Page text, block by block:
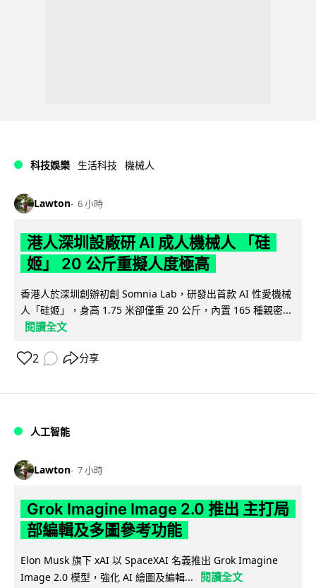
科技娛樂 生活科技 機械人
Lawton 6 小時
港人深圳設廠研 AI 成人機械人 「硅
姬」 20 公斤重擬人度極高
香港人於深圳創辦初創 Somnia Lab，研發出首款 AI 性愛機械
人「硅姬」，身高 1.75 米卻僅重 20 公斤，內置 165 種親密...
閱讀全文
2 分享
人工智能
Lawton 7 小時
Grok Imagine Image 2.0 推出 主打局
部編輯及多圖參考功能
Elon Musk 旗下 xAI 以 SpaceXAI 名義推出 Grok Imagine
Image 2.0 模型，強化 AI 繪圖及編輯...
閱讀全文